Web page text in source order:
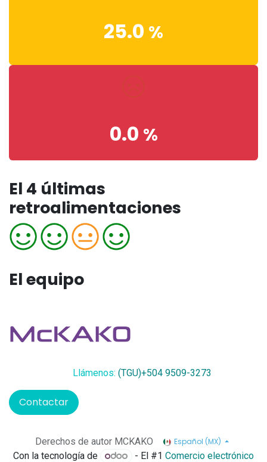
25.0 %
0.0 %
El 4 últimas
retroalimentaciones
El equipo
Llámenos: (TGU)+504 9509-3273
Contactar
Derechos de autor MCKAKO Español (MX)
Con la tecnología de - El #1Comercio electrónico